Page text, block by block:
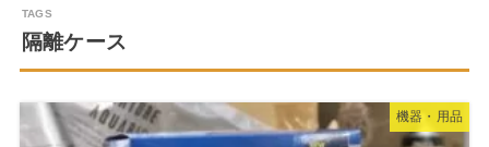
隔離ケース
機器・用品